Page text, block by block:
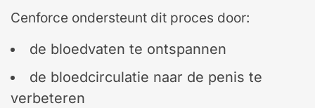
Cenforce ondersteunt dit proces door:
de bloedvaten te ontspannen
de bloedcirculatie naar de penis te
verbeteren